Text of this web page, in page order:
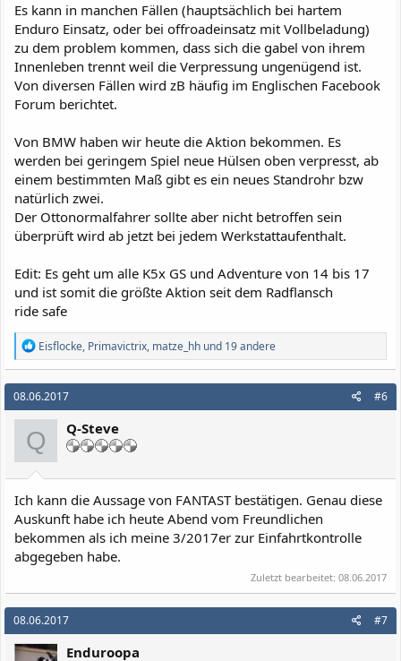
Es kann in manchen Fällen (hauptsächlich bei hartem
Enduro Einsatz, oder bei offroadeinsatz mit Vollbeladung)
zu dem problem kommen, dass sich die gabel von ihrem
Innenleben trennt weil die Verpressung ungenügend ist.
Von diversen Fällen wird zB häufig im Englischen Facebook
Forum berichtet.
Von BMW haben wir heute die Aktion bekommen. Es
werden bei geringem Spiel neue Hülsen oben verpresst, ab
einem bestimmten Maß gibt es ein neues Standrohr bzw
natürlich zwei.
Der Ottonormalfahrer sollte aber nicht betroffen sein
überprüft wird ab jetzt bei jedem Werkstattaufenthalt.
Edit: Es geht um alle K5x GS und Adventure von 14 bis 17
und ist somit die größte Aktion seit dem Radflansch
ride safe
R
e
a
k
t
i
o
n
e
n
Eisflocke, Primavictrix, matze_hh und 19 andere
08.06.2017 #6
Q Q-Steve
Ich kann die Aussage von FANTAST bestätigen. Genau diese
Auskunft habe ich heute Abend vom Freundlichen
bekommen als ich meine 3/2017er zur Einfahrtkontrolle
abgegeben habe.
Zuletzt bearbeitet: 08.06.2017
08.06.2017 #7
Enduroopa